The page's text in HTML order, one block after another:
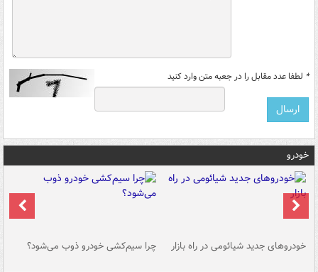
* لطفا عدد مقابل را در جعبه متن وارد کنید
خودرو
خودروهای جدید شیائومی در راه بازار چرا سیم‌کشی خودرو ذوب می‌شود؟